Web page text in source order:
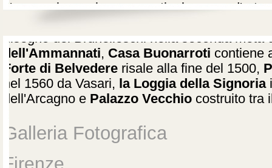
Numerosi sono i monumenti e le opere
Campanile di Giotto
disegno del Brunelleschi nella seconda
dell'Ammannati, Casa Buonarroti contiene
Forte di Belvedere risale alla fine del 1500,
nel 1560 da Vasari, la Loggia della Signoria
dell'Arcagno e Palazzo Vecchio costruito tra
Galleria Fotografica
Firenze